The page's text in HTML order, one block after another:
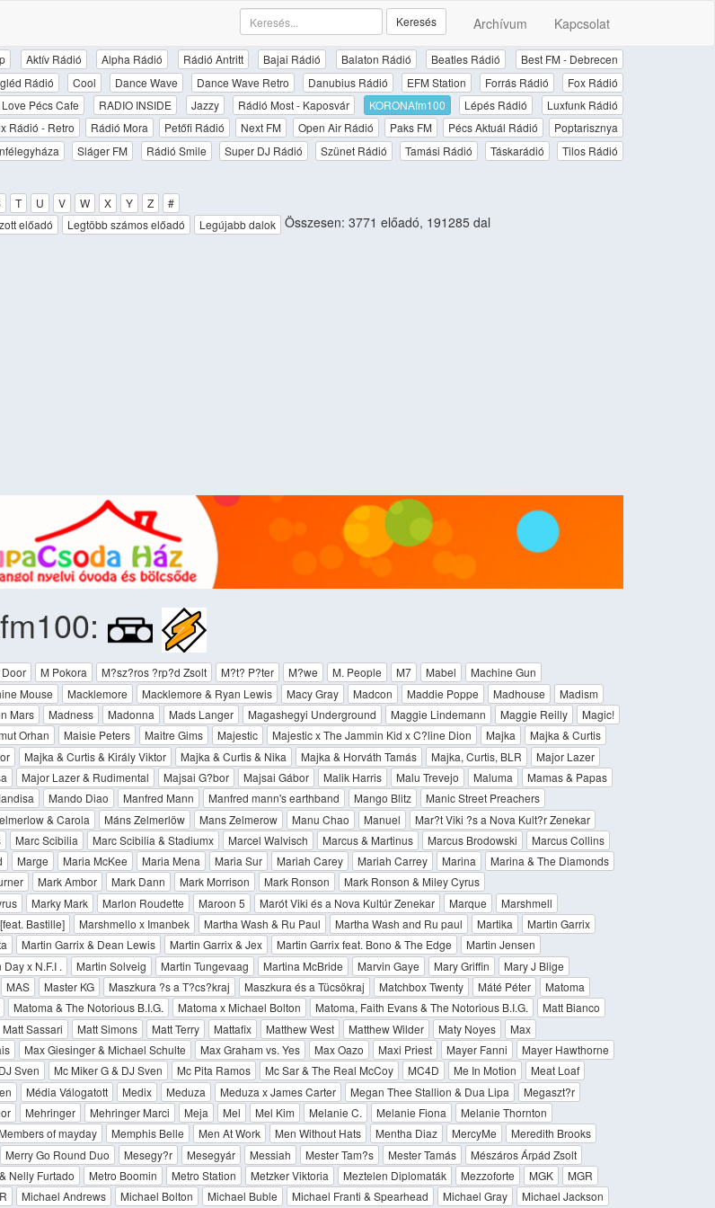
Archívum Kapcsolat
Keresés
Aktív Rádió Alpha Rádió Rádió Antritt Bajai Rádió Balaton Rádió Beatles Rádió
Best FM - Debrecen
Rádió Cool Dance Wave Dance Wave Retro Danubius Rádió EFM Station Forrás Rádió
Fox Rádió
Love Pécs Cafe RADIO INSIDE Jazzy Rádió Most - Kaposvár KORONAfm100 Lépés Rádió
Luxfunk Rádió
Rádió - Retro Rádió Mora Petőfi Rádió Next FM Open Air Rádió Paks FM Pécs Aktuál Rádió
Poptarisznya
Sláger FM Rádió Smile Super DJ Rádió Szünet Rádió Tamási Rádió Táskarádió
Tilos Rádió
T U V W X Y Z
#
előadó Legtöbb számos előadó Legújabb dalok Összesen: 3771 előadó, 191285 dal
M Pokora M?sz?ros ?rp?d Zsolt M?t? P?ter M?we M. People M7 Mabel
Machine Gun
Mouse Macklemore Macklemore & Ryan Lewis Macy Gray Madcon Maddie Poppe Madhouse
Madism
Mars Madness Madonna Mads Langer Magashegyi Underground Maggie Lindemann Maggie Reilly
Magic!
Orhan Maisie Peters Maitre Gims Majestic Majestic x The Jammin Kid x C?line Dion Majka
Majka & Curtis
Majka & Curtis & Király Viktor Majka & Curtis & Nika Majka & Horváth Tamás Majka, Curtis, BLR
Major Lazer
Major Lazer & Rudimental Majsai G?bor Majsai Gábor Malik Harris Malu Trevejo Maluma
Mamas & Papas
Mando Diao Manfred Mann Manfred mann's earthband Mango Blitz
Manic Street Preachers
& Carola Máns Zelmerlöw Mans Zelmerow Manu Chao Manuel
Mar?t Viki ?s a Nova Kult?r Zenekar
Marc Scibilia Marc Scibilia & Stadiumx Marcel Walvisch Marcus & Martinus Marcus Brodowski
Marcus Collins
Marge Maria McKee Maria Mena Maria Sur Mariah Carey Mariah Carrey Marina
Marina & The Diamonds
Mark Ambor Mark Dann Mark Morrison Mark Ronson
Mark Ronson & Miley Cyrus
Marky Mark Marlon Roudette Maroon 5 Marót Viki és a Nova Kultúr Zenekar Marque
Marshmell
Bastille] Marshmello x Imanbek Martha Wash & Ru Paul Martha Wash and Ru paul Martika
Martin Garrix
Martin Garrix & Dean Lewis Martin Garrix & Jex Martin Garrix feat. Bono & The Edge
Martin Jensen
x N.F.I .
Martin Solveig Martin Tungevaag Martina McBride Marvin Gaye Mary Griffin
Mary J Blige
MAS Master KG Maszkura ?s a T?cs?kraj Maszkura és a Tücsökraj Matchbox Twenty Máté Péter
Matoma
Matoma & The Notorious B.I.G. Matoma x Michael Bolton Matoma, Faith Evans & The Notorious B.I.G.
Matt Bianco
Matt Sassari Matt Simons Matt Terry Mattafix Matthew West Matthew Wilder Maty Noyes
Max
Max Giesinger & Michael Schulte Max Graham vs. Yes Max Oazo Maxi Priest Mayer Fanni
Mayer Hawthorne
Sven Mc Miker G & DJ Sven Mc Pita Ramos Mc Sar & The Real McCoy MC4D Me In Motion
Meat Loaf
Média Válogatott Medix Meduza Meduza x James Carter Megan Thee Stallion & Dua Lipa
Megaszt?r
Mehringer Mehringer Marci Meja Mel Mel Kim Melanie C. Melanie Fiona
Melanie Thornton
Members of mayday Memphis Belle Men At Work Men Without Hats Mentha Diaz MercyMe
Meredith Brooks
Merry Go Round Duo Mesegy?r Mesegyár Messiah Mester Tam?s Mester Tamás
Mészáros Árpád Zsolt
Nelly Furtado Metro Boomin Metro Station Metzker Viktoria Meztelen Diplomaták Mezzoforte MGK
MGR
Michael Andrews Michael Bolton Michael Buble Michael Franti & Spearhead Michael Gray Michael Jackson